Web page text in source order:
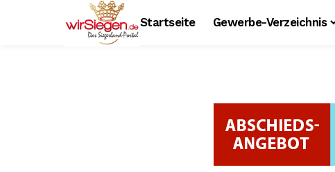
Startseite Gewerbe-Verzeichnis